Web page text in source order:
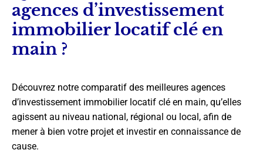
agences d’investissement
immobilier locatif clé en
main ?
Découvrez notre comparatif des meilleures agences
d’investissement immobilier locatif clé en main, qu’elles
agissent au niveau national, régional ou local, afin de
mener à bien votre projet et investir en connaissance de
cause.